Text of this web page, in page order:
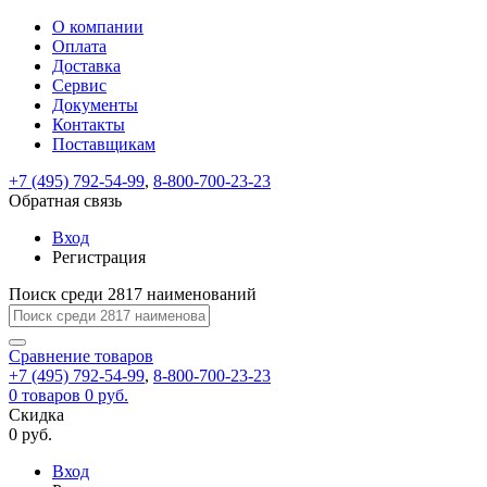
ВходРегистрация
test@example.com
отправлена
по
ней
завершения
регистрации.
Ок
Запомнить
меня
Забыли
Восстановление
пароля
Заполните
форму.
Мы
отправим
ссылку
указанный
электронный
перейдя
по
которой
вы
задать
На
вашу
почту
test@test.ru
ссылка.
Перейдите
по
для
смены
пароля.
Введите
новый
пароль
Сменить
Пароль
успешно
восстановлен
Обратная
связь
Сообщение
пользовательского
сообщение
успешно
отправлено.
О компании
Оплата
Доставка
Сервис
Документы
Контакты
Поставщикам
+7 (495) 792-54-99, 8-800-700-23-23
Обратная связь
Вход
Регистрация
Поиск среди 2817 наименований
Сравнение товаров
+7 (495) 792-54-99, 8-800-700-23-23
0 товаров 0 руб.
Скидка
0 руб.
Вход